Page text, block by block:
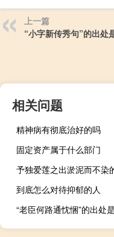
上一篇
“小字新传秀句”的出处
相关问题
精神病有彻底治好的吗
固定资产属于什么部门
到底怎么对待抑郁的人
“老臣何路通忱悃”的出处